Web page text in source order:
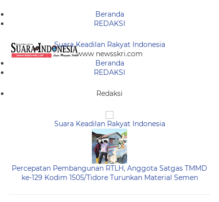
Beranda
REDAKSI
Suara Keadilan Rakyat Indonesia
www newsskri.com
Beranda
REDAKSI
Redaksi
Suara Keadilan Rakyat Indonesia
Percepatan Pembangunan RTLH, Anggota Satgas TMMD
ke-129 Kodim 1505/Tidore Turunkan Material Semen